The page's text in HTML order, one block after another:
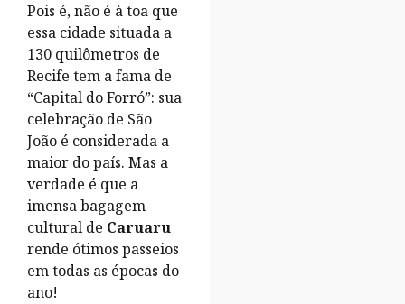
Pois é, não é à toa que
essa cidade situada a
130 quilômetros de
Recife tem a fama de
“Capital do Forró”: sua
celebração de São
João é considerada a
maior do país. Mas a
verdade é que a
imensa bagagem
cultural de Caruaru
rende ótimos passeios
em todas as épocas do
ano!